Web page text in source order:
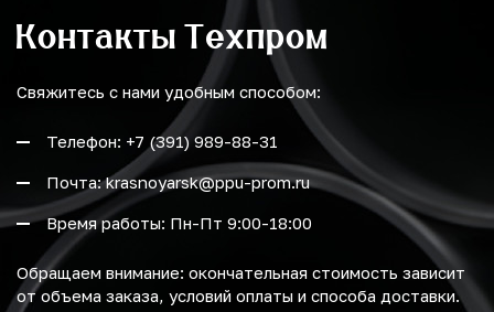
Контакты Техпром
Свяжитесь с нами удобным способом:
Телефон: +7 (391) 989-88-31
Почта: krasnoyarsk@ppu-prom.ru
Время работы: Пн-Пт 9:00-18:00
Обращаем внимание: окончательная стоимость зависит
от объема заказа, условий оплаты и способа доставки.